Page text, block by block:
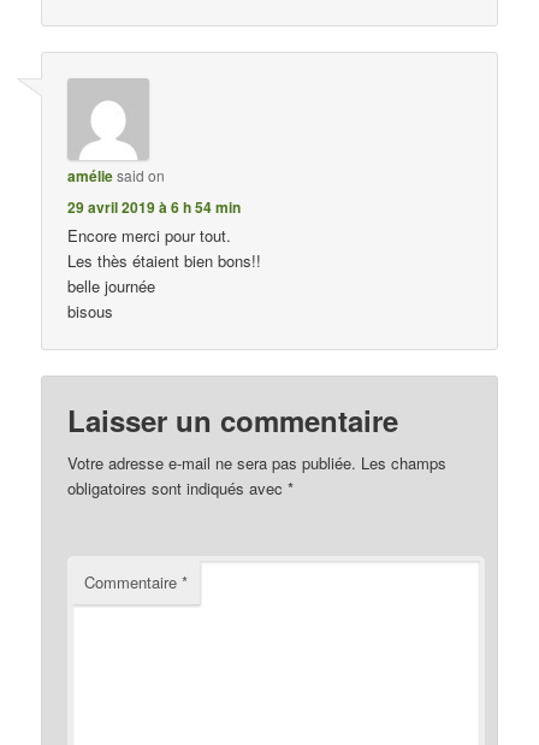
améliesaid on
29 avril 2019 à 6 h 54 min
Encore merci pour tout.
Les thès étaient bien bons!!
belle journée
bisous
Laisser un commentaire
Votre adresse e-mail ne sera pas publiée. Les champs
obligatoires sont indiqués avec*
Commentaire*